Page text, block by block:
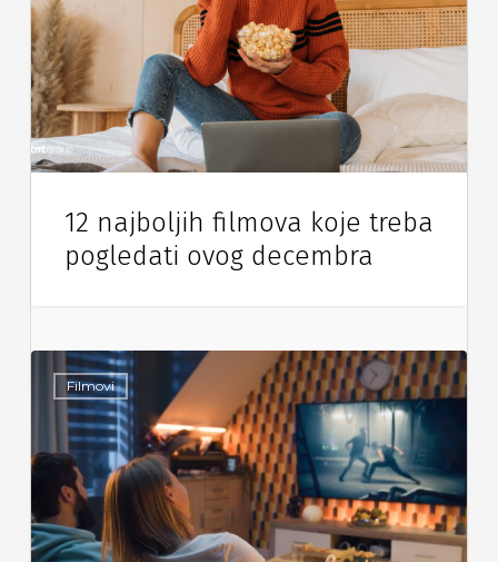
12 najboljih filmova koje treba
pogledati ovog decembra
Filmovi